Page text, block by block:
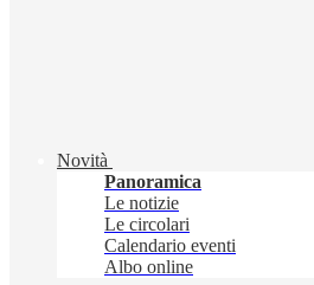
Novità
Panoramica
Le notizie
Le circolari
Calendario eventi
Albo online